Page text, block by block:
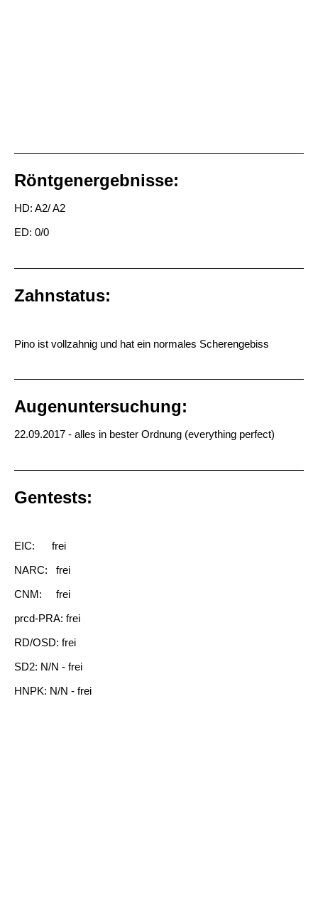
Röntgenergebnisse:
HD: A2/ A2
ED: 0/0
Zahnstatus:
Pino ist vollzahnig und hat ein normales Scherengebiss
Augenuntersuchung:
22.09.2017 - alles in bester Ordnung (everything perfect)
Gentests:
EIC: frei
NARC: frei
CNM: frei
prcd-PRA: frei
RD/OSD: frei
SD2: N/N - frei
HNPK: N/N - frei